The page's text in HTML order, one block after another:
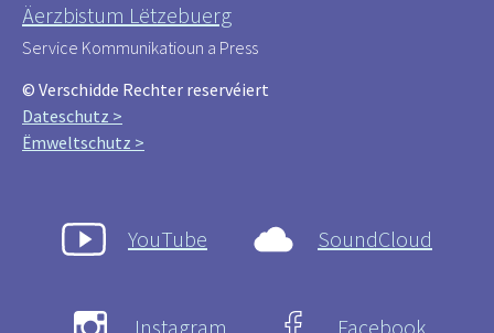
Äerzbistum Lëtzebuerg
Service Kommunikatioun a Press
© Verschidde Rechter reservéiert
Dateschutz >
Ëmweltschutz >
YouTube SoundCloud
Instagram Facebook